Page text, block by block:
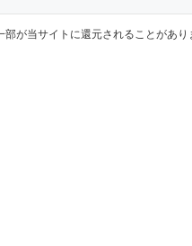
が当サイトに還元されることがあり